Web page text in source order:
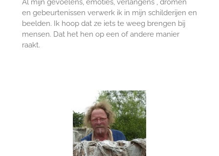
Al mijn gevoelens, emoties, verlangens , dromen
en gebeurtenissen verwerk ik in mijn schilderijen en
beelden. Ik hoop dat ze iets te weeg brengen bij
mensen. Dat het hen op een of andere manier
raakt.